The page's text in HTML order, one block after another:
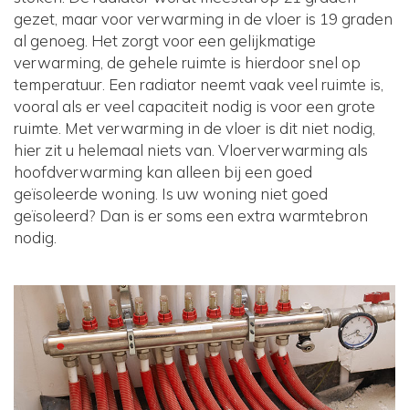
gezet, maar voor verwarming in de vloer is 19 graden
al genoeg. Het zorgt voor een gelijkmatige
verwarming, de gehele ruimte is hierdoor snel op
temperatuur. Een radiator neemt vaak veel ruimte is,
vooral als er veel capaciteit nodig is voor een grote
ruimte. Met verwarming in de vloer is dit niet nodig,
hier zit u helemaal niets van. Vloerverwarming als
hoofdverwarming kan alleen bij een goed
geïsoleerde woning. Is uw woning niet goed
geïsoleerd? Dan is er soms een extra warmtebron
nodig.